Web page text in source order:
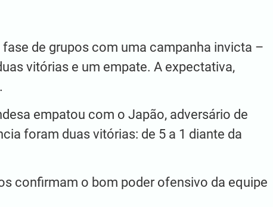
de grupos com uma campanha invicta –
vitórias e um empate. A expectativa,
empatou com o Japão, adversário de
foram duas vitórias: de 5 a 1 diante da
confirmam o bom poder ofensivo da equipe